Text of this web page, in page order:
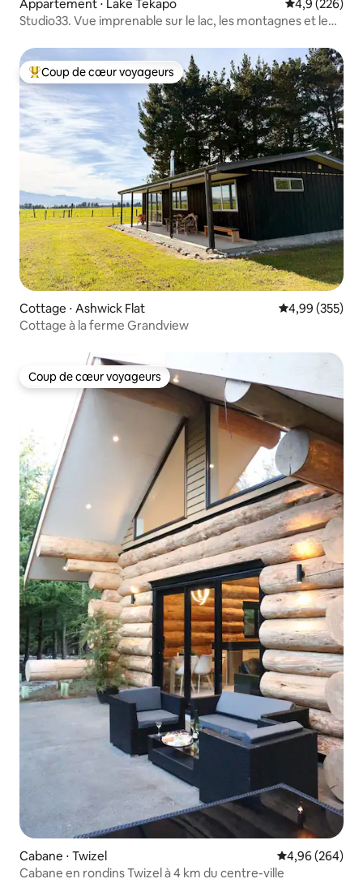
Appartement ⋅ Lake Tekapo Évaluation
4,9 (226)
Studio33. Vue imprenable sur le lac, les montagnes et le
Coups de cœur voyageurs les plus appréciés
Coup de cœur voyageurs
Cottage ⋅ Ashwick Flat Évaluation
4,99 (355)
Cottage à la ferme Grandview
Coup de cœur voyageurs
Coup de cœur voyageurs
Cabane ⋅ Twizel Évaluation
4,96 (264)
Cabane en rondins Twizel à 4 km du centre-ville